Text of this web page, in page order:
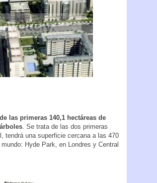
las primeras 140,1 hectáreas de
. Se trata de las dos primeras
tendrá una superficie cercana a las 470
Hyde Park, en Londres y Central